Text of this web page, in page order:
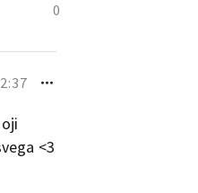
0
<3